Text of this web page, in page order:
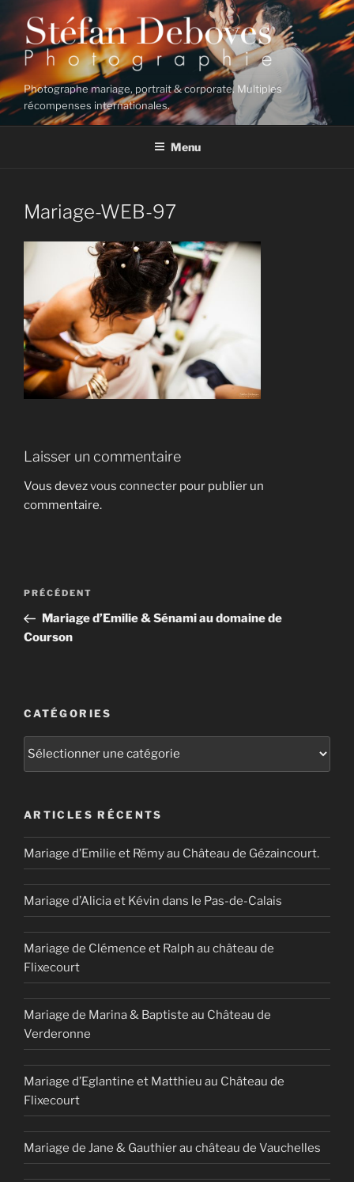
au
contenu
principal
Photographe mariage, portrait & corporate. Multiples
récompenses internationales.
Menu
Mariage-WEB-97
Laisser un commentaire
Vous devezvous connecter pour publier un
commentaire.
Navigation
l’article
Article
précédent
PRÉCÉDENT
Mariage d’Emilie & Sénami au domaine de
Courson
CATÉGORIES
Catégories
ARTICLES RÉCENTS
Mariage d’Emilie et Rémy au Château de Gézaincourt.
Mariage d’Alicia et Kévin dans le Pas-de-Calais
Mariage de Clémence et Ralph au château de
Flixecourt
Mariage de Marina & Baptiste au Château de
Verderonne
Mariage d’Eglantine et Matthieu au Château de
Flixecourt
Mariage de Jane & Gauthier au château de Vauchelles